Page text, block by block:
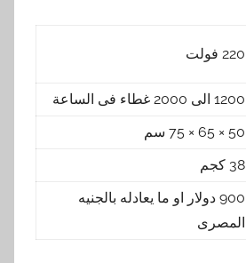
220 فولت
1200 الى 2000 غطاء فى الساعة
50 × 65 × 75 سم
38 كجم
900 دولار او ما يعادله بالجنيه
المصرى